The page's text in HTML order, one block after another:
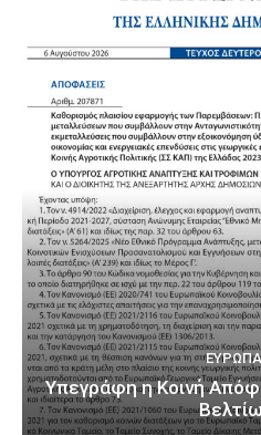
Υπεγράφη η Κοινή